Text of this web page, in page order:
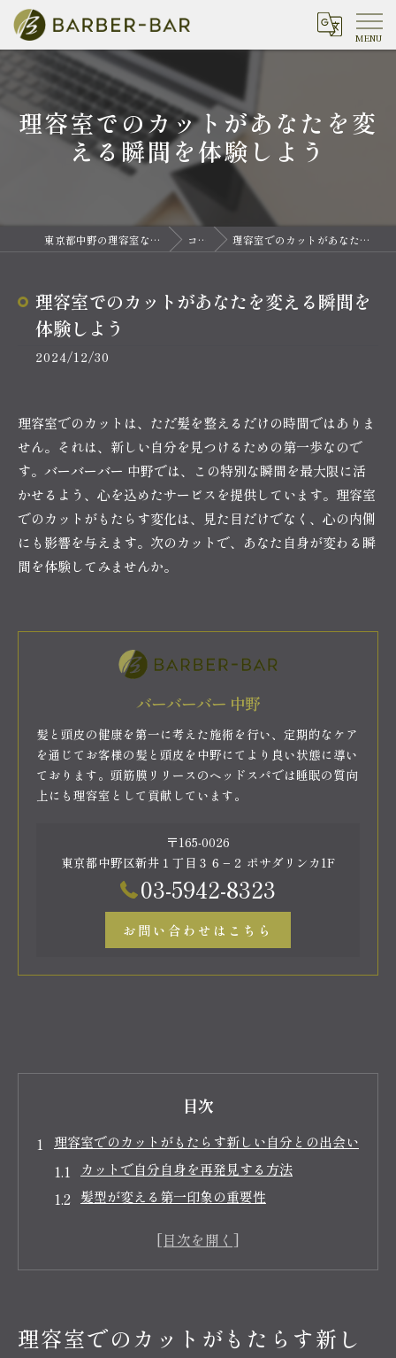
理容室でのカットがあなたを変
える瞬間を体験しよう
東京都中野の理容室ならバーバーバー 中野 コラム 理容室でのカットがあなたを変える瞬間を体験しよう
理容室でのカットがあなたを変える瞬間を
体験しよう
2024/12/30
理容室でのカットは、ただ髪を整えるだけの時間ではありま
せん。それは、新しい自分を見つけるための第一歩なので
す。バーバーバー 中野では、この特別な瞬間を最大限に活
かせるよう、心を込めたサービスを提供しています。理容室
でのカットがもたらす変化は、見た目だけでなく、心の内側
にも影響を与えます。次のカットで、あなた自身が変わる瞬
間を体験してみませんか。
バーバーバー 中野
髪と頭皮の健康を第一に考えた施術を行い、定期的なケア
を通じてお客様の髪と頭皮を中野にてより良い状態に導い
ております。頭筋膜リリースのヘッドスパでは睡眠の質向
上にも理容室として貢献しています。
〒165-0026
東京都中野区新井１丁目３６−２ ポサダリンカ1F
03-5942-8323
お問い合わせはこちら
目次
理容室でのカットがもたらす新しい自分との出会い
カットで自分自身を再発見する方法
髪型が変える第一印象の重要性
理容室でのカットがもたらす心理的変化
理容室での特別なカット体験が心に与える影響
理容室でのカットがもたらす新し